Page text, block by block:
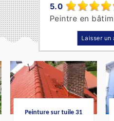
5.0
Peintre en
Laisser un
Peinture sur tuile 31